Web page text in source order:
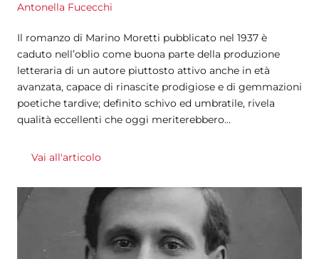
Antonella Fucecchi
Il romanzo di Marino Moretti pubblicato nel 1937 è
caduto nell’oblio come buona parte della produzione
letteraria di un autore piuttosto attivo anche in età
avanzata, capace di rinascite prodigiose e di gemmazioni
poetiche tardive; definito schivo ed umbratile, rivela
qualità eccellenti che oggi meriterebbero...
Vai all'articolo